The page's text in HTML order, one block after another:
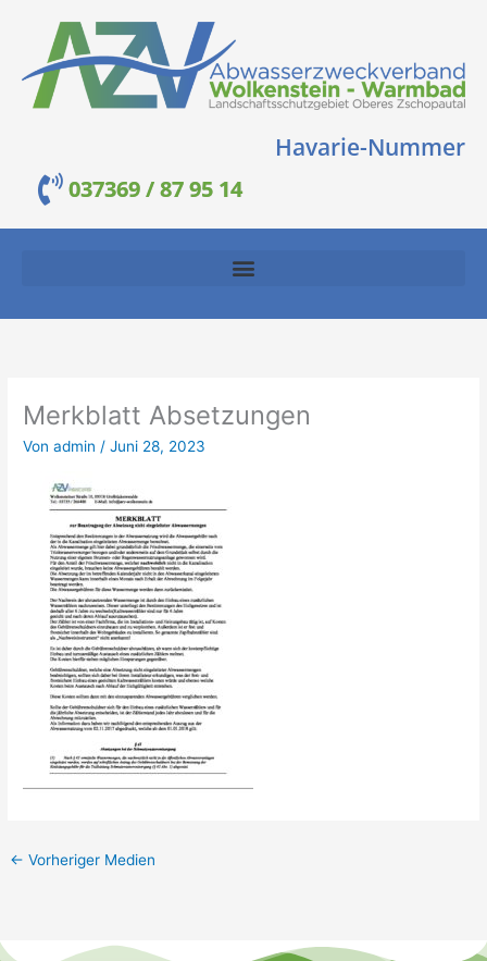
springen
Havarie-Nummer
037369 / 87 95 14
Merkblatt Absetzungen
Vonadmin /Juni 28, 2023
← Vorheriger Medien